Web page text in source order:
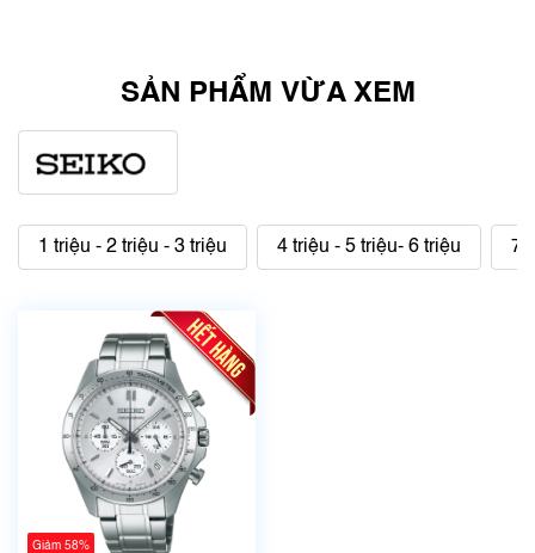
SẢN PHẨM VỪA XEM
1 triệu - 2 triệu - 3 triệu 4 triệu - 5 triệu- 6 triệu 7
Giảm 58%